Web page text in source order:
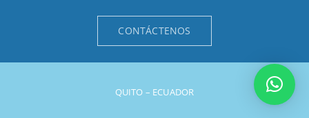
CONTÁCTENOS
QUITO – ECUADOR